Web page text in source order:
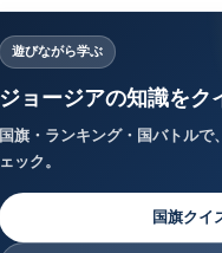
遊びながら学ぶ
ジョージアの知識をク
国旗・ランキング・国バトルで
ェック。
国旗クイ